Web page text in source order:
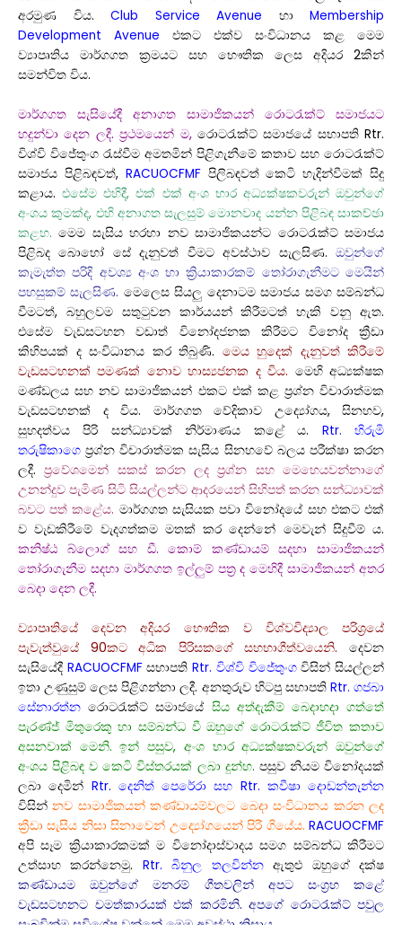
අරමුණ විය. Club Service Avenue හා Membership
Development Avenue එකට එක්ව සංවිධානය කළ මෙම
ව්‍යාපෘතිය මාර්ගගත ක්‍රමයට සහ භෞතික ලෙස අදියර 2කින්
සමන්විත විය.
මාර්ගගත සැසියේදී අනාගත සාමාජිකයන් රොටරැක්ට් සමාජයට
හදුන්වා දෙන ලදී. ප්‍රථමයෙන් ම,රොටරැක්ට් සමාජයේ සභාපති Rtr.
විශ්වි විජේතුංග රැස්වීම අමතමින් පිළිගැනීමේ කතාව සහ රොටරැක්ට්
සමාජය පිළිබඳවත්, RACUOCFMFපිලිබඳවත් කෙටි හැදින්වීමක් සිදු
කළාය.එසේම එහිදී, එක් එක් අංශ භාර අධ්‍යක්ෂකවරුන් ඔවුන්ගේ
අංශය කුමක්ද, එහි අනාගත සැලසුම් මොනවාද යන්න පිළිබඳ සාකච්ඡා
කළහ. මෙම සැසිය හරහා නව සාමාජිකයන්ට රොටරැක්ට් සමාජය
පිළිබද බොහෝ සේ දැනුවත් වීමට අවස්ථාව සැලසිණ. ඔවුන්ගේ
කැමැත්ත පරිදි අවශ්‍ය අංශ හා ක්‍රියාකාරකම් තෝරාගැනීමට මෙයින්
පහසුකම් සැලසිණ. මෙලෙස සියලු දෙනාටම සමාජය සමග සම්බන්ධ
වීමටත්, බහුලවම සතුටුවන කාර්යයන් කිරීමටත් හැකි වනු ඇත.
එසේම වැඩසටහන වඩාත් විනෝදජනක කිරීමට විනෝද ක්‍රීඩා
කිහිපයක් ද සංවිධානය කර තිබුණි. මෙය හුදෙක් දැනුවත් කිරීමේ
වැඩසටහනක් පමණක් නොව හාස්‍යජනක ද විය. මෙහි අධ්‍යක්ෂක
මණ්ඩලය සහ නව සාමාජිකයන් එකට එක් කළ ප්‍රශ්න විචාරාත්මක
වැඩසටහනක් ද විය. මාර්ගගත වේදිකාව උද්‍යෝගය, සිනහව,
සුහදත්වය පිරි සන්ධ්‍යාවක් නිර්මාණය කළේ ය. Rtr. හිරුමි
තරුෂිකාගෙ ප්‍රශ්න විචාරාත්මක සැසිය සිනහවේ බලය පරීක්ෂා කරන
ලදී. ප්‍රවේශමෙන් සකස් කරන ලද ප්‍රශ්න සහ මෙහෙයවන්නාගේ
උනන්දුව පැමිණ සිටි සියල්ලන්ට ආදරයෙන් සිහිපත් කරන සන්ධ්‍යාවක්
බවට පත් කළේය. මාර්ගගත සැසියක පවා විනෝදයේ සහ එකට එක්
ව වැඩකිරීමේ වැදගත්කම මතක් කර දෙන්නේ මෙවැන් සිදුවීම් ය.
කනිෂ්ඨ බ්ලොග් සහ ඩී. කොම් කණ්ඩායම් සදහා සාමාජිකයන්
තෝරාගැනීම සදහා මාර්ගගත ඉල්ලුම් පත්‍ර ද මෙහිදී සාමාජිකයන් අතර
බෙදා දෙන ලදී.
ව්‍යාපෘතියේ දෙවන අදියර භෞතික ව විශ්වවිද්‍යාල පරිශ්‍රයේ
පැවැත්වුයේ 90කට අධික පිරිසකගේ සහභාගීත්වයෙනි. දෙවන
සැසියේදී RACUOCFMFසභාපතිRtr. විශ්වි විජේතුංගවිසින් සියල්ලන්
ඉතා උණුසුම් ලෙස පිළිගන්නා ලදී. අනතුරුව හිටපු සභාපති Rtr. ගජබා
සේනාරත්න රොටරැක්ට් සමාජයේ සිය අත්දැකීම් බෙදාහදා ගත්තේ
පැරණ්ජ් මිතුරෙකු හා සම්බන්ධ වී ඔහුගේ රොටරැක්ට් ජීවිත කතාව
අසනවාක් මෙනි. ඉන් පසුව, අංශ භාර අධ්‍යක්ෂකවරුන් ඔවුන්ගේ
අංශය පිළිබඳ ව කෙටි විස්තරයක් ලබා දුන්හ. පසුව නියම විනෝදයක්
ලබා දෙමින් Rtr. දෙනිත් පෙරේරා සහ Rtr. කවීෂා දොඩන්තැන්න
විසින්නව සාමාජිකයන් කණ්ඩායම්වලට බෙදා සංවිධානය කරන ලද
ක්‍රීඩා සැසිය නිසා සිනාවෙන් උද්‍යෝගයෙන් පිරී ගියේය. RACUOCFMF
අපි සෑම ක්‍රියාකාරකමක් ම විනෝදාස්වාදය සමග සම්බන්ධ කිරීමට
උත්සාහ කරන්නෙමු. Rtr. බිනුල තලවින්නඇතුළු ඔහුගේ දක්ෂ
කණ්ඩායම ඔවුන්ගේ මනරම් ගීතවලින් අපට සංග්‍රහ කළේ
වැඩසටහනට චමත්කාරයක් එක් කරමිනි. අපගේ රොටරැක්ට් පවුල